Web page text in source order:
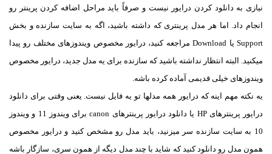
نیازی به دانلود کردن درایور نیست و صرفاً باید مراحل اضافه کردن پرینتر رو
انجام داد. اما هر مدل پرینتری که داشته باشید، اگه به سایت سازنده و بخش
Support یا Download مراجعه کنید، درایور مخصوص ویندوزهای مختلف رو پیدا
میکنید. البته انتظار نداشته باشید که سازنده برای یه مدل جدید، درایور مخصوص
ویندوزهای خیلی قدیمی آماده کرده باشه.
یه نکته مهم اینه که درایور همه مدلها تو یه فایل نیست. یعنی وقتی برای دانلود
درایور پرینترهای HP یا دانلود درایور پرینترهای canon برای ویندوز 11 و ویندوز
10 به سایت سازنده سر میزنید، باید مدل رو مشخص کنید و درایور مخصوص
همون مدل رو دانلود کنید که شاید با چند مدل دیگه از همون سری، سازگار باشه